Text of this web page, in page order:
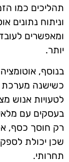
תהליכים כמו
וניתוח נתונים
ומאפשרים
יותר.
בנוסף,
כשישנה מערכת
לטעויות אנוש
בעסקים עם
רק חוסך כסף,
שכן יכולת
תחרותי.